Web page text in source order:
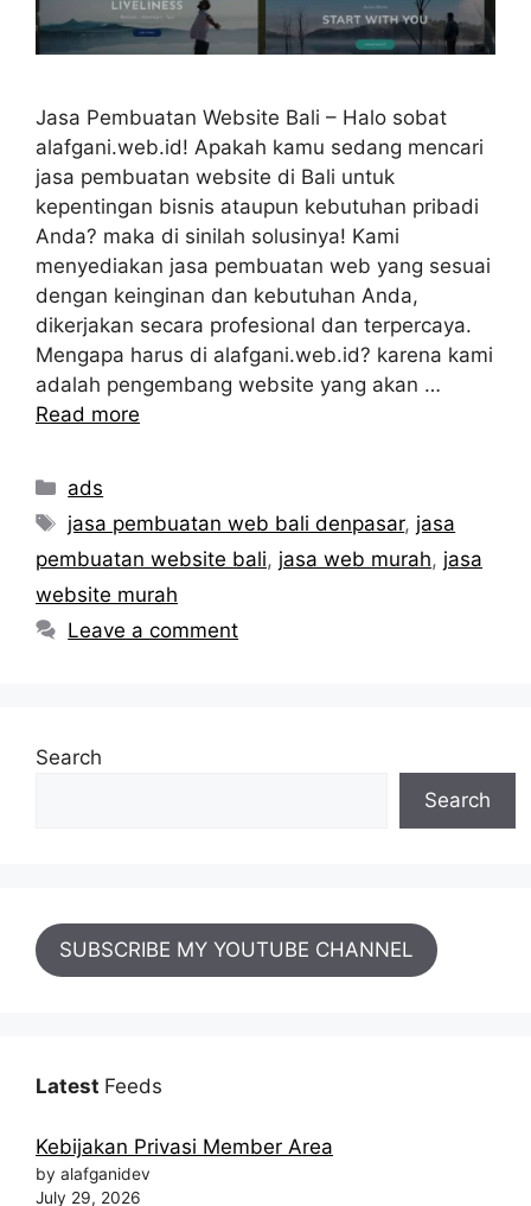
Jasa Pembuatan Website Bali – Halo sobat
alafgani.web.id! Apakah kamu sedang mencari
jasa pembuatan website di Bali untuk
kepentingan bisnis ataupun kebutuhan pribadi
Anda? maka di sinilah solusinya! Kami
menyediakan jasa pembuatan web yang sesuai
dengan keinginan dan kebutuhan Anda,
dikerjakan secara profesional dan terpercaya.
Mengapa harus di alafgani.web.id? karena kami
adalah pengembang website yang akan …
Read more
Categories
ads
Tags
jasa pembuatan web bali denpasar, jasa
pembuatan website bali, jasa web murah, jasa
website murah
Leave a comment
Search
Search
SUBSCRIBE MY YOUTUBE CHANNEL
Latest Feeds
Kebijakan Privasi Member Area
by alafganidev
July 29, 2026